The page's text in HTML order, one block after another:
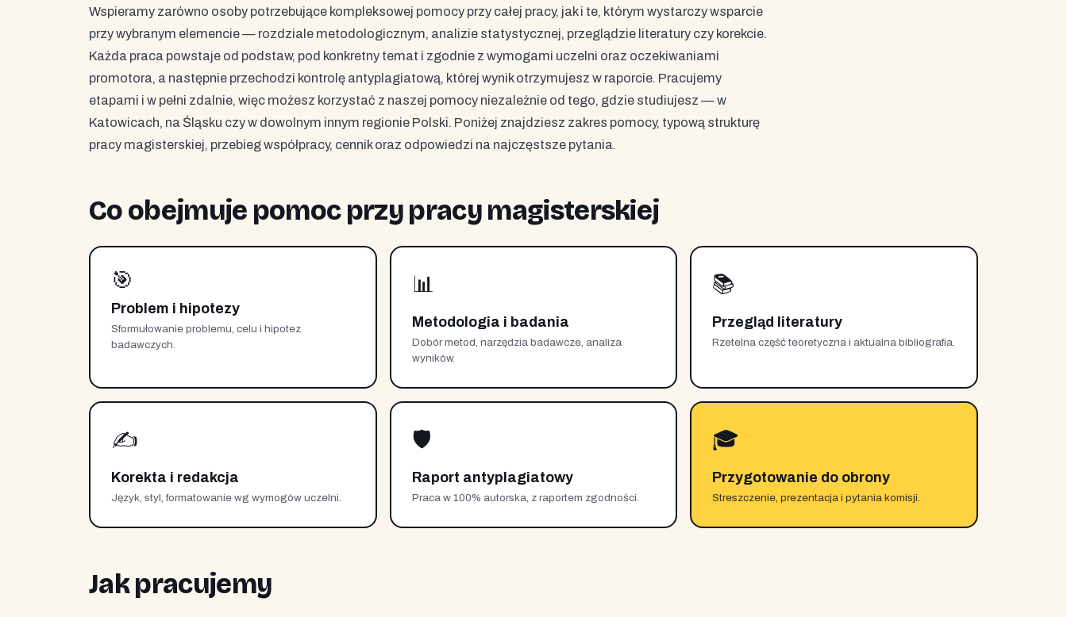
Wspieramy zarówno osoby potrzebujące kompleksowej pomocy przy całej pracy, jak i te, którym wystarczy wsparcie
przy wybranym elemencie — rozdziale metodologicznym, analizie statystycznej, przeglądzie literatury czy korekcie.
Każda praca powstaje od podstaw, pod konkretny temat i zgodnie z wymogami uczelni oraz oczekiwaniami
promotora, a następnie przechodzi kontrolę antyplagiatową, której wynik otrzymujesz w raporcie. Pracujemy
etapami i w pełni zdalnie, więc możesz korzystać z naszej pomocy niezależnie od tego, gdzie studiujesz — w
Katowicach, na Śląsku czy w dowolnym innym regionie Polski. Poniżej znajdziesz zakres pomocy, typową strukturę
pracy magisterskiej, przebieg współpracy, cennik oraz odpowiedzi na najczęstsze pytania.
Co obejmuje pomoc przy pracy magisterskiej
🎯
Problem i hipotezy
Sformułowanie problemu, celu i hipotez
badawczych.
📊
Metodologia i badania
Dobór metod, narzędzia badawcze, analiza
wyników.
📚
Przegląd literatury
Rzetelna część teoretyczna i aktualna bibliografia.
✍️
Korekta i redakcja
Język, styl, formatowanie wg wymogów uczelni.
🛡️
Raport antyplagiatowy
Praca w 100% autorska, z raportem zgodności.
🎓
Przygotowanie do obrony
Streszczenie, prezentacja i pytania komisji.
Jak pracujemy